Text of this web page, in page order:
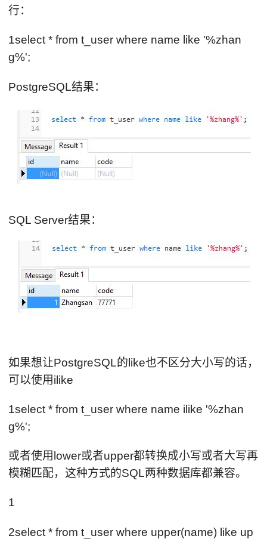
行：
1select * from t_user where name like '%zhan
g%';
PostgreSQL结果：
SQL Server结果：
如果想让PostgreSQL的like也不区分大小写的话，
可以使用ilike
1select * from t_user where name ilike '%zhan
g%';
或者使用lower或者upper都转换成小写或者大写再
模糊匹配，这种方式的SQL两种数据库都兼容。
1
2select * from t_user where upper(name) like up